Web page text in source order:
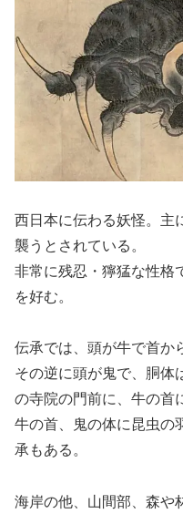
西日本に伝わる妖怪。主
襲うとされている。
非常に残忍・獰猛な性格
を好む。
伝承では、頭が牛で首か
その逆に頭が鬼で、胴体
の寺院の門前に、牛の首
牛の首、鬼の体に昆虫の
承もある。
海岸の他、山間部、森や